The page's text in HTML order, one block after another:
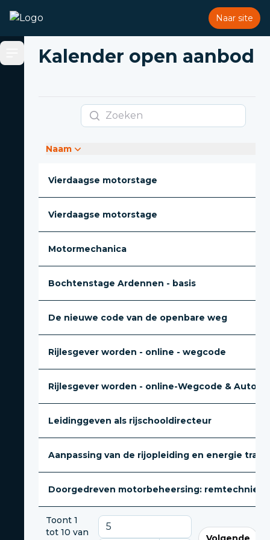
Naar site
Open sidebarKalender open aanbod
Zoeken
Naam
Vierdaagse motorstage
Vierdaagse motorstage
Motormechanica
Bochtenstage Ardennen - basis
De nieuwe code van de openbare weg
Rijlesgever worden - online - wegcode
Rijlesgever worden - online-Wegcode &
Leidinggeven als rijschooldirecteur
Aanpassing van de rijopleiding en energie
Doorgedreven motorbeheersing: remtechniek,
Toont 1
tot 10 van